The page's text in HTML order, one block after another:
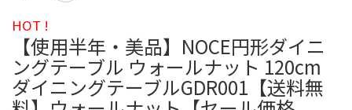
HOT !
【使用半年・美品】NOCE円形ダイニ
ングテーブル ウォールナット 120cm
ダイニングテーブルGDR001【送料無